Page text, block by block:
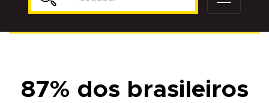
87% dos brasileiros